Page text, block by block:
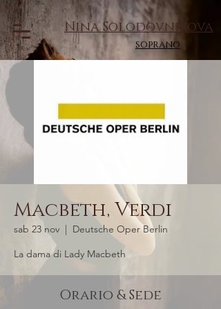
soprano
Nina Solodovnikova
Macbeth, Verdi
sab 23 nov
  |
Deutsche Oper Berlin
La dama di Lady Macbeth
Orario & Sede